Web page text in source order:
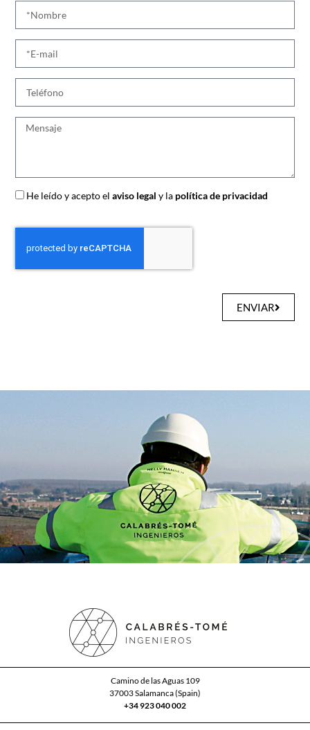
He leído y acepto elaviso legal y la política de privacidad
ENVIAR
Camino de las Aguas 109
37003 Salamanca (Spain)
+34 923 040 002